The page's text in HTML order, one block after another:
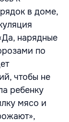
в доме,
нарядные
по
чтобы не
ребенку
мясо и